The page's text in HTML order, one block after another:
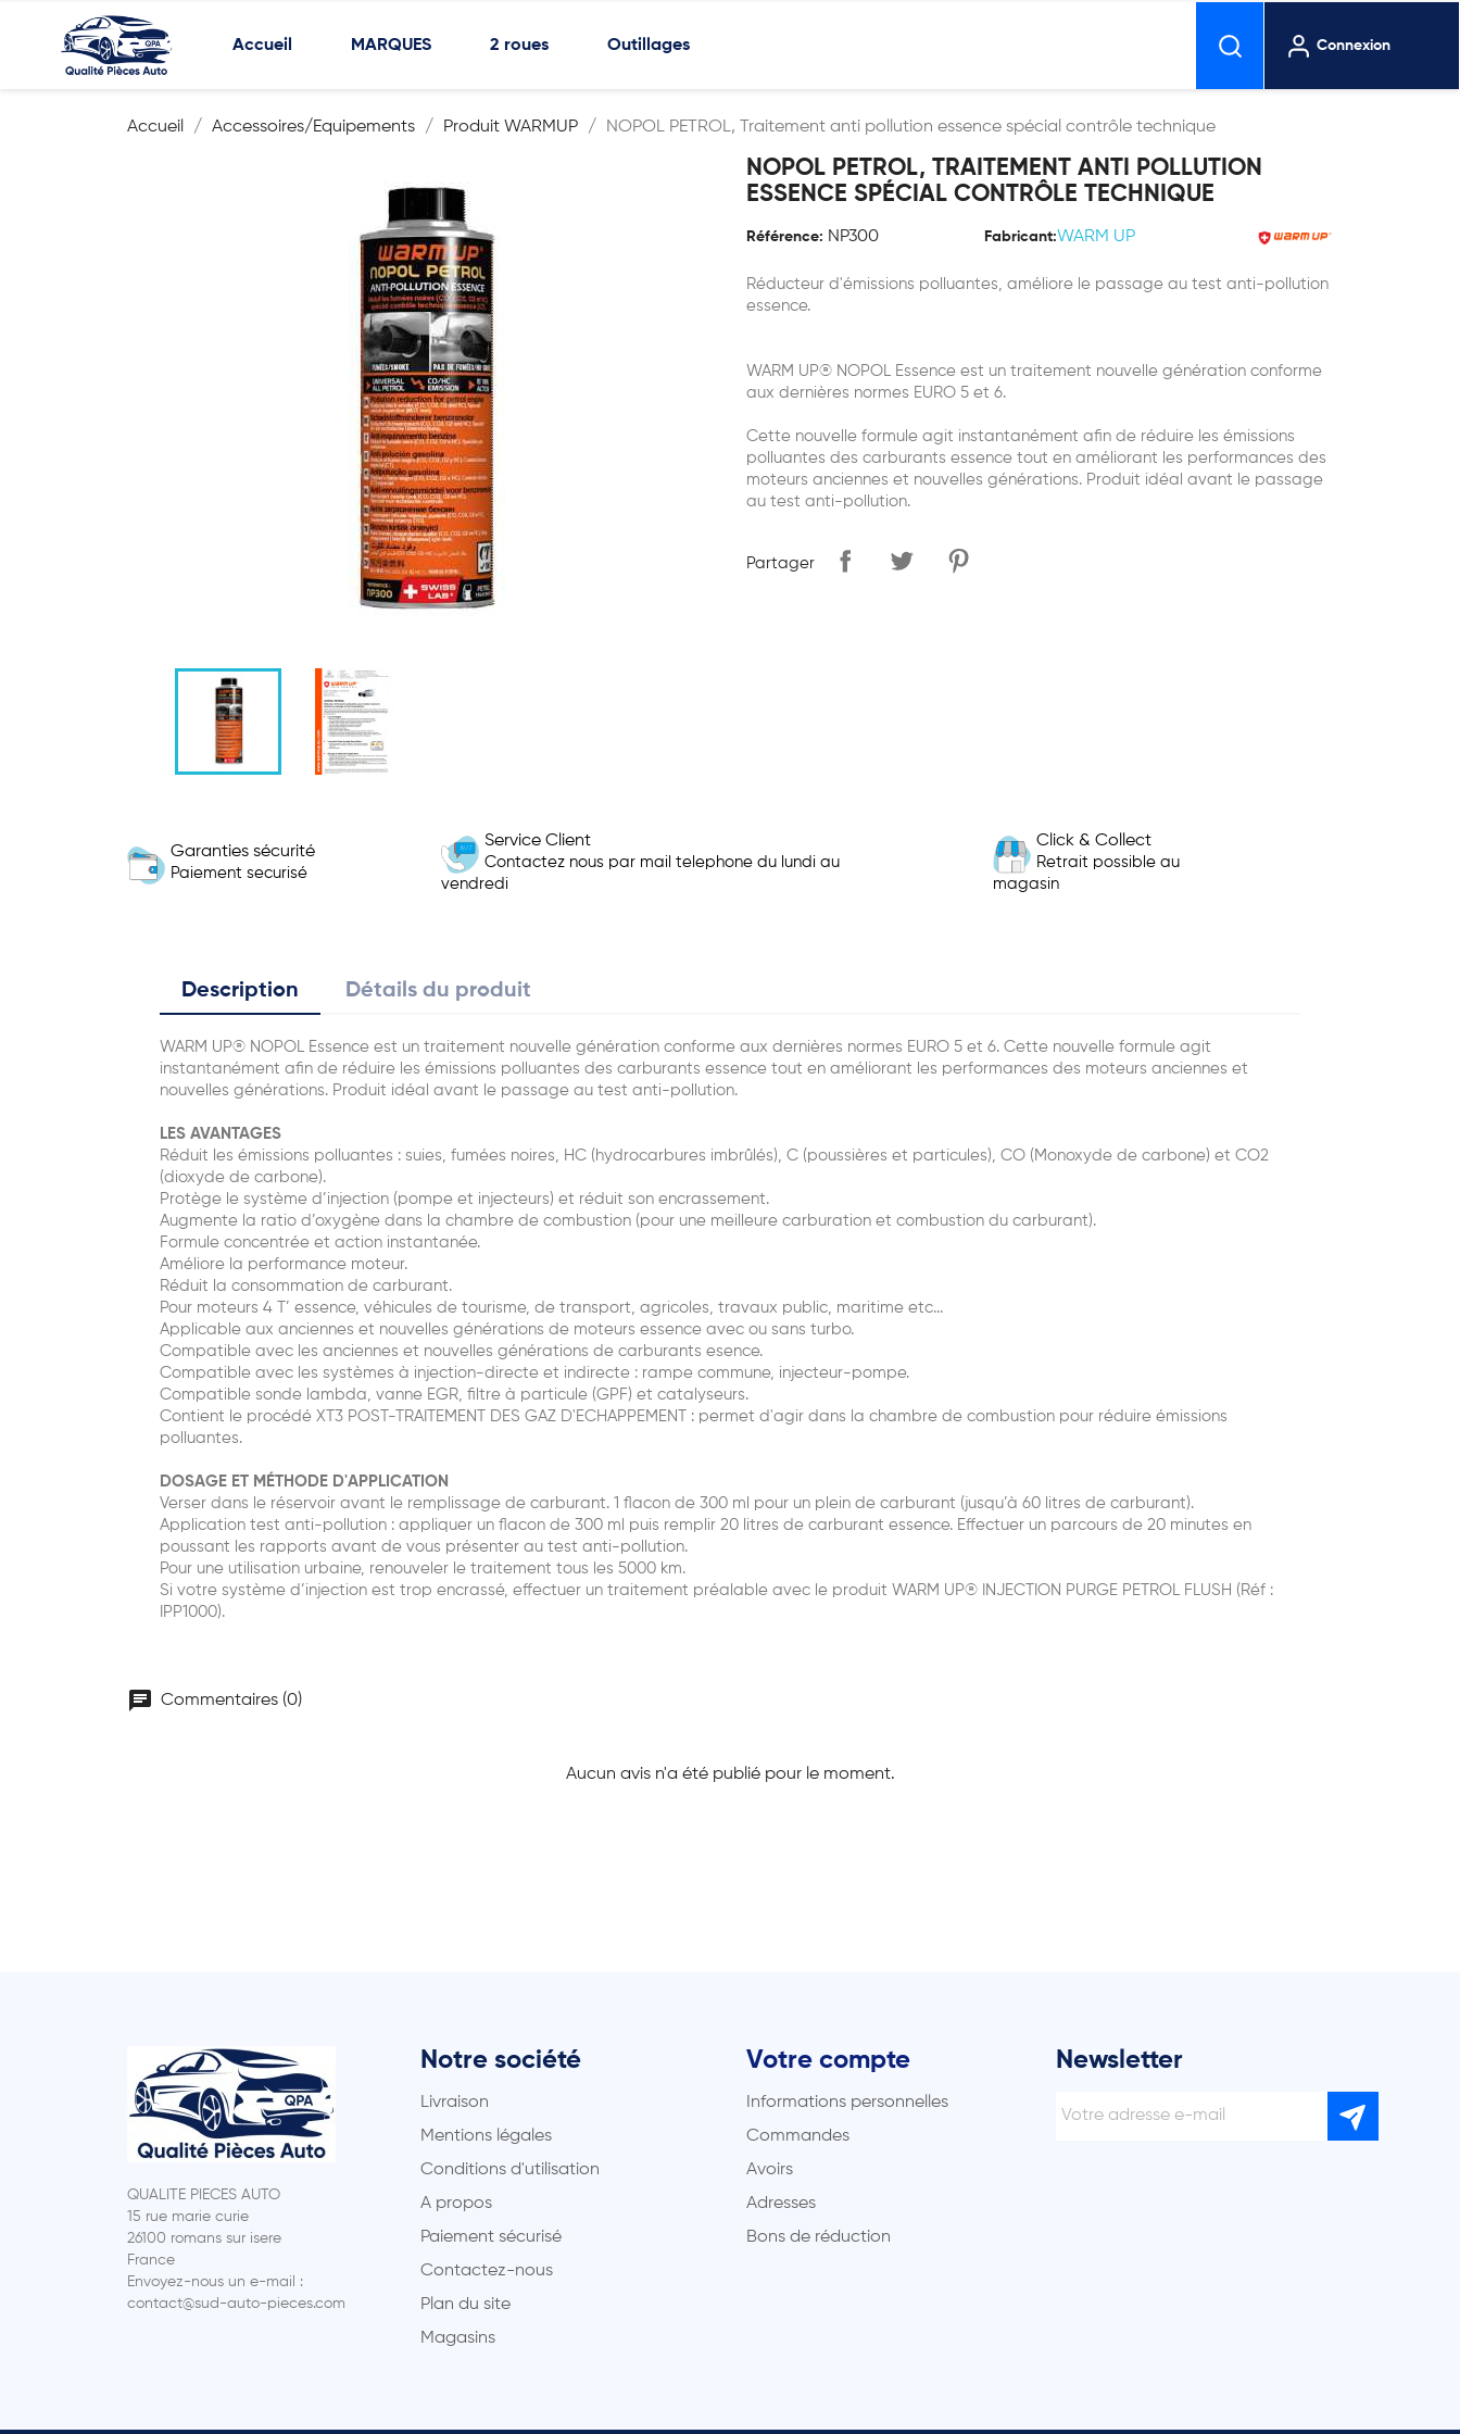
Accueil MARQUES 2 roues Outillages Connexion
Accueil Accessoires/Equipements Produit WARMUP NOPOL PETROL, Traitement anti pollution essence spécial contrôle technique
NOPOL PETROL, TRAITEMENT ANTI POLLUTION
ESSENCE SPÉCIAL CONTRÔLE TECHNIQUE
Référence: NP300 Fabricant:WARM UP
Réducteur d'émissions polluantes, améliore le passage au test anti-pollution
essence.
WARM UP® NOPOL Essence est un traitement nouvelle génération conforme
aux dernières normes EURO 5 et 6.
Cette nouvelle formule agit instantanément afin de réduire les émissions
polluantes des carburants essence tout en améliorant les performances des
moteurs anciennes et nouvelles générations. Produit idéal avant le passage
au test anti-pollution.
Partager
Garanties sécurité
Paiement securisé
Service Client
Contactez nous par mail telephone du lundi au
vendredi
Click & Collect
Retrait possible au
magasin
Description Détails du produit
WARM UP® NOPOL Essence est un traitement nouvelle génération conforme aux dernières normes EURO 5 et 6. Cette nouvelle formule agit
instantanément afin de réduire les émissions polluantes des carburants essence tout en améliorant les performances des moteurs anciennes et
nouvelles générations. Produit idéal avant le passage au test anti-pollution.
LES AVANTAGES
Réduit les émissions polluantes : suies, fumées noires, HC (hydrocarbures imbrûlés), C (poussières et particules), CO (Monoxyde de carbone) et CO2
(dioxyde de carbone).
Protège le système d’injection (pompe et injecteurs) et réduit son encrassement.
Augmente la ratio d’oxygène dans la chambre de combustion (pour une meilleure carburation et combustion du carburant).
Formule concentrée et action instantanée.
Améliore la performance moteur.
Réduit la consommation de carburant.
Pour moteurs 4 T’ essence, véhicules de tourisme, de transport, agricoles, travaux public, maritime etc...
Applicable aux anciennes et nouvelles générations de moteurs essence avec ou sans turbo.
Compatible avec les anciennes et nouvelles générations de carburants esence.
Compatible avec les systèmes à injection-directe et indirecte : rampe commune, injecteur-pompe.
Compatible sonde lambda, vanne EGR, filtre à particule (GPF) et catalyseurs.
Contient le procédé XT3 POST-TRAITEMENT DES GAZ D'ECHAPPEMENT : permet d'agir dans la chambre de combustion pour réduire émissions
polluantes.
DOSAGE ET MÉTHODE D'APPLICATION
Verser dans le réservoir avant le remplissage de carburant. 1 flacon de 300 ml pour un plein de carburant (jusqu’à 60 litres de carburant).
Application test anti-pollution : appliquer un flacon de 300 ml puis remplir 20 litres de carburant essence. Effectuer un parcours de 20 minutes en
poussant les rapports avant de vous présenter au test anti-pollution.
Pour une utilisation urbaine, renouveler le traitement tous les 5000 km.
Si votre système d’injection est trop encrassé, effectuer un traitement préalable avec le produit WARM UP® INJECTION PURGE PETROL FLUSH (Réf :
IPP1000).
chat Commentaires (0)
Aucun avis n'a été publié pour le moment.
QUALITE PIECES AUTO
15 rue marie curie
26100 romans sur isere
France
Envoyez-nous un e-mail :
contact@sud-auto-pieces.com
Notre société
Livraison
Mentions légales
Conditions d'utilisation
A propos
Paiement sécurisé
Contactez-nous
Plan du site
Magasins
Votre compte
Informations personnelles
Commandes
Avoirs
Adresses
Bons de réduction
Newsletter